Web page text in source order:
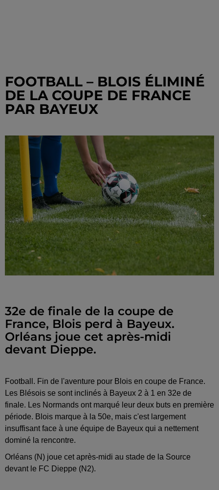
FOOTBALL – BLOIS ÉLIMINÉ
DE LA COUPE DE FRANCE
PAR BAYEUX
32e de finale de la coupe de
France, Blois perd à Bayeux.
Orléans joue cet après-midi
devant Dieppe.
Football. Fin de l'aventure pour Blois en coupe de France.
Les Blésois se sont inclinés à Bayeux 2 à 1 en 32e de
finale. Les Normands ont marqué leur deux buts en première
période. Blois marque à la 50e, mais c'est largement
insuffisant face à une équipe de Bayeux qui a nettement
dominé la rencontre.
Orléans (N) joue cet après-midi au stade de la Source
devant le FC Dieppe (N2).